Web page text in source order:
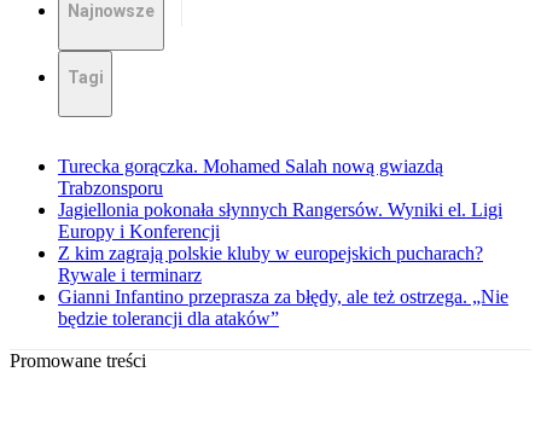
Najnowsze
Tagi
Turecka gorączka. Mohamed Salah nową gwiazdą
Trabzonsporu
Jagiellonia pokonała słynnych Rangersów. Wyniki el. Ligi
Europy i Konferencji
Z kim zagrają polskie kluby w europejskich pucharach?
Rywale i terminarz
Gianni Infantino przeprasza za błędy, ale też ostrzega. „Nie
będzie tolerancji dla ataków”
Promowane treści